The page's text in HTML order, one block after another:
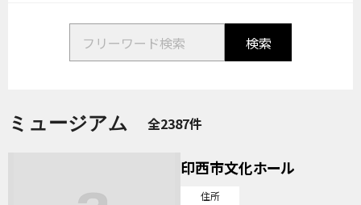
検索
ミュージアム 全2387件
印西市文化ホール
住所